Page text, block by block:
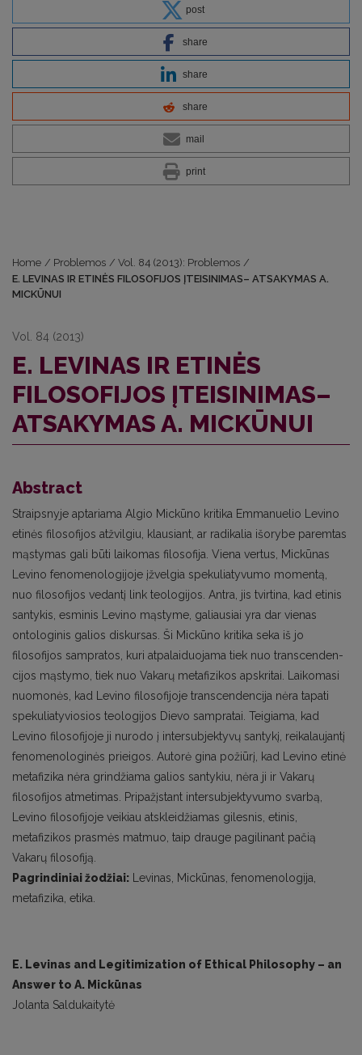
post
share
share
share
mail
print
Home / Problemos / Vol. 84 (2013): Problemos /
E. LEVINAS IR ETINĖS FILOSOFIJOS ĮTEISINIMAS– ATSAKYMAS A.
MICKŪNUI
Vol. 84 (2013)
E. LEVINAS IR ETINĖS
FILOSOFIJOS ĮTEISINIMAS–
ATSAKYMAS A. MICKŪNUI
Abstract
Straipsnyje aptariama Algio Mickūno kritika Emmanuelio Levino
etinės filosofijos atžvilgiu, klausiant, ar radikalia išorybe paremtas
mąstymas gali būti laikomas filosofija. Viena vertus, Mickūnas
Levino fenomenologijoje įžvelgia spekuliatyvumo momentą,
nuo filosofijos vedantį link teologijos. An­tra, jis tvirtina, kad etinis
santykis, esminis Levino mąstyme, galiausiai yra dar vienas
ontologinis galios diskursas. Ši Mickūno kritika seka iš jo
filosofijos sampratos, kuri atpalaiduojama tiek nuo transcenden­
cijos mąstymo, tiek nuo Vakarų metafizikos apskritai. Laikomasi
nuomonės, kad Levino filosofijoje trans­cendencija nėra tapati
spekuliatyviosios teologijos Dievo sampratai. Teigiama, kad
Levino filosofijoje ji nurodo į intersubjektyvų santykį, reikalaujantį
fenomenologinės prieigos. Autorė gina požiūrį, kad Levi­no etinė
metafizika nėra grindžiama galios santykiu, nėra ji ir Vakarų
filosofijos atmetimas. Pripažįstant intersubjektyvumo svarbą,
Levino filosofijoje veikiau atskleidžiamas gilesnis, etinis,
metafizikos prasmės matmuo, taip drauge pagilinant pačią
Vakarų filosofiją.
Pagrindiniai žodžiai: Levinas, Mickūnas, fenomenologija,
metafizika, etika.
E. Levinas and Legitimization of Ethical Philosophy – an
Answer to A. Mickūnas
Jolanta Saldukaitytė